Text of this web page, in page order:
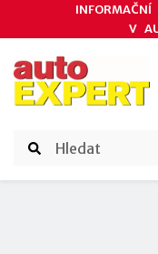
INFORMAČNÍ
V